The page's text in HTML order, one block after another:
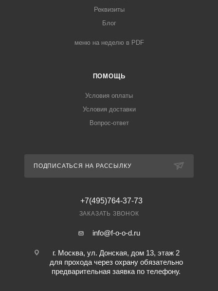
Реквизиты
Блог
меню на неделю в PDF
ПОМОЩЬ
Условия оплаты
Условия доставки
Вопрос-ответ
ПОДПИСАТЬСЯ НА РАССЫЛКУ
+7(495)764-37-73
ЗАКАЗАТЬ ЗВОНОК
info@f-o-o-d.ru
г. Москва, ул. Донская, дом 13, этаж 2
для прохода через охрану обязательно
предварительная заявка по телефону.